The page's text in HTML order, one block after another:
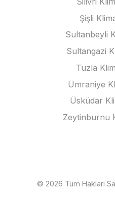
Şişli
Sultanbeyli
Sultangazi
Tuzla
Ümraniye
Üsküdar
Zeytinburnu
© 2026 Tüm Hakları